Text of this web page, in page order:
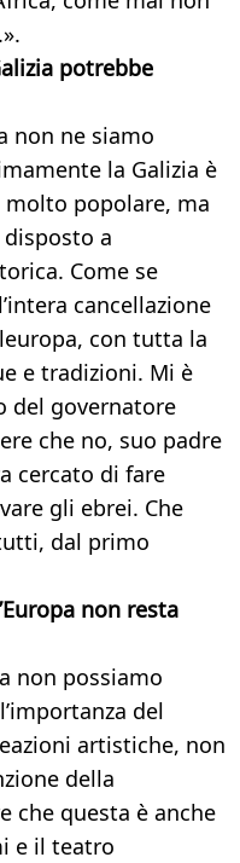
potrebbe
non ne siamo
la Galizia è
popolare, ma
a
Come se
cancellazione
con tutta la
e tradizioni. Mi è
del governatore
che no, suo padre
cercato di fare
gli ebrei. Che
dal primo
non resta
non possiamo
del
artistiche, non
della
che questa è anche
e il teatro